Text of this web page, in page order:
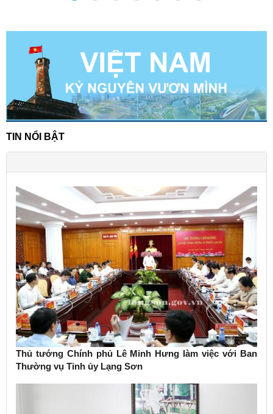
TIN NỔI BẬT
Thủ tướng Chính phủ Lê Minh Hưng làm việc với Ban
Thường vụ Tỉnh ủy Lạng Sơn